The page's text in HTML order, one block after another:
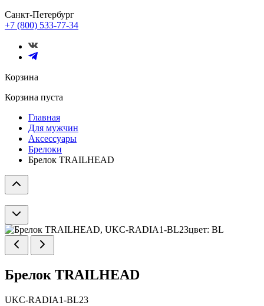
Санкт-Петербург
+7 (800) 533-77-34
Корзина
Корзина пуста
Главная
Для мужчин
Аксессуары
Брелоки
Брелок TRAILHEAD
Брелок TRAILHEAD
UKC-RADIA1-BL23